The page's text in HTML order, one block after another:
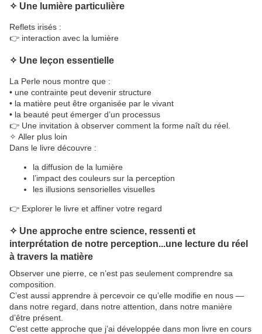
✧ Une lumière particulière
Reflets irisés :
👉 interaction avec la lumière
✧ Une leçon essentielle
La Perle nous montre que :
• une contrainte peut devenir structure
• la matière peut être organisée par le vivant
• la beauté peut émerger d’un processus
👉 Une invitation à observer comment la forme naît du réel.
✧ Aller plus loin
Dans le livre découvre :
la diffusion de la lumière
l’impact des couleurs sur la perception
les illusions sensorielles visuelles
👉 Explorer le livre et affiner votre regard
✧ Une approche entre science, ressenti et
interprétation de notre perception...une lecture du réel
à travers la matière
Observer une pierre, ce n’est pas seulement comprendre sa
composition.
C’est aussi apprendre à percevoir ce qu’elle modifie en nous —
dans notre regard, dans notre attention, dans notre manière
d’être présent.
C’est cette approche que j’ai développée dans mon livre en cours